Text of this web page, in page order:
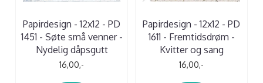
Papirdesign - 12x12 - PD
1451 - Søte små venner -
Nydelig dåpsgutt
16,00,-
Papirdesign - 12x12 - PD
1611 - Fremtidsdrøm -
Kvitter og sang
16,00,-